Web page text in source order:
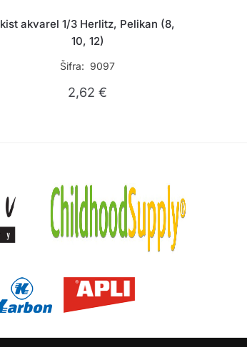
kist akvarel 1/3 Herlitz, Pelikan (8,
10, 12)
Šifra: 9097
2,62€